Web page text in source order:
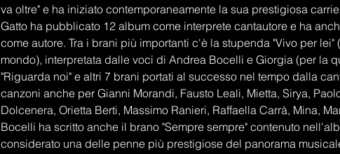
va oltre" e ha iniziato contemporaneamente la sua prestigiosa
Gatto ha pubblicato 12 album come interprete cantautore e ha
come autore. Tra i brani più importanti c'è la stupenda "Vivo per
mondo), interpretata dalle voci di Andrea Bocelli e Giorgia (per la
"Riguarda noi" e altri 7 brani portati al successo nel tempo dalla
canzoni anche per Gianni Morandi, Fausto Leali, Mietta, Sirya,
Dolcenera, Orietta Berti, Massimo Ranieri, Raffaella Carrà, Mina,
Bocelli ha scritto anche il brano "Sempre sempre" contenuto
considerato una delle penne più prestigiose del panorama